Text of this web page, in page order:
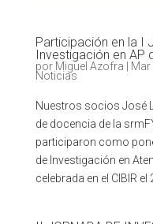
Participación en la I
Investigación en AP
por Miguel Azofra Mar
Noticias
Nuestros socios José
de docencia de la
participaron como
de Investigación en
celebrada en el CIBIR